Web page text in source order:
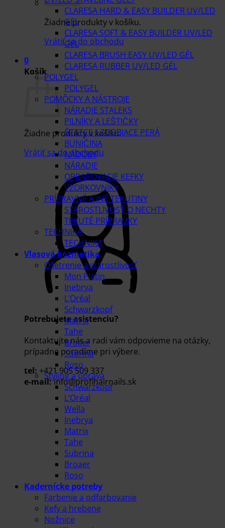
Žiadne produkty v košíku.
Vrátiť sa do obchodu
0
Košík
Žiadne produkty v košíku.
Vrátiť sa do obchodu
Potrebujete asistenciu?
Kontaktujte nás a radi vám odpovieme na otázky,
prípadne poradíme pri výbere.
tel: +421 905 509 337
e-mail:info@profihairnails.sk
CLARESA HARD & EASY BUILDER UV/LED
GEL
CLARESA SOFT & EASY BUILDER UV/LED
GEL
CLARESA BRUSH EASY UV/LED GÉL
CLARESA RUBBER UV/LED GÉL
POLYGEL
POLYGEL
POMÔCKY A NÁSTROJE
NÁRADIE STALEKS
PILNÍKY A LEŠTIČKY
ŠTETCE / ZDOBIACE PERÁ
BUNIČINA
NÁDOBY
NÁRADIE
OPRAŠOVACIE KEFKY
VZORKOVNÍKY
PRÍPRAVNÉ A INÉ TEKUTINY
STAROSTLIVOSŤ O NECHTY
TEKUTÉ PRÍPRAVKY
TECHNIKA
TECHNIKA
Vlasová kozmetika
Ošetrenie a starostlivosť
Mon Platin
Inebrya
L’Oréal
Schwarzkopf
Matrix
Tahe
Broaer
Subrina
Roso
Styling a úprava
Schwarzkopf
L’Oréal
Wella
Inebrya
Matrix
Tahe
Subrina
Broaer
Roso
Kadernícke potreby
Farbenie a odfarbovanie
Kefy a hrebene
Nožnice